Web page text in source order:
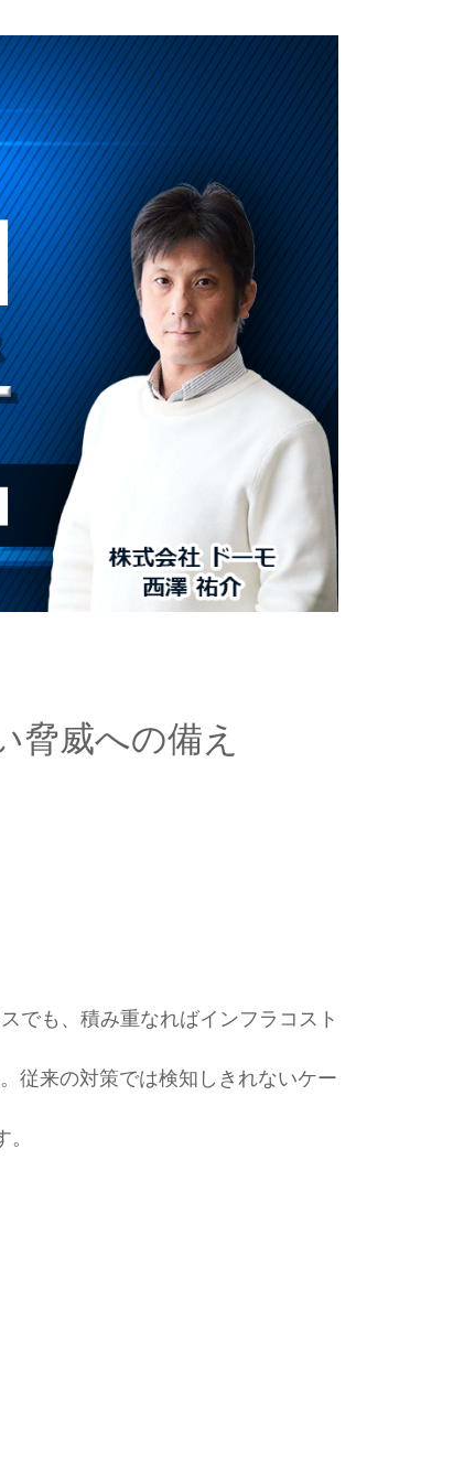
威への備え
でも、積み重なればインフラコスト
従来の対策では検知しきれないケー